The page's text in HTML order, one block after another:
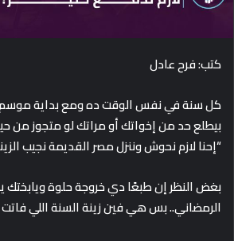
كتب: فرح عادل
كل سنة في نفس الوقت ده ومع بداية موسم
بيطلع حد من إخواتك أو مراتك لو متجوز من
“إحنا لازم نحوش وننزل مصر القديمة نجيب
بغض النظر إن طبعًا دي خروجة حلوة
الرمضاني.. بس هي فين زينة السنة اللي